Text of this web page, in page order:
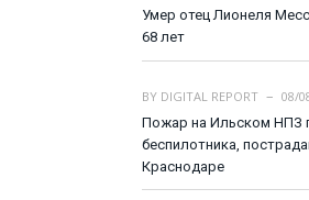
Умер отец Лионеля
68 лет
BY DIGITAL REPORT
08/
Пожар на Ильском НПЗ
беспилотника,
Краснодаре